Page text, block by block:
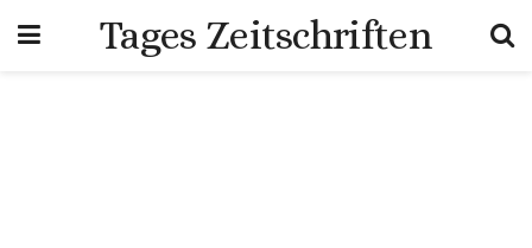
Tages Zeitschriften